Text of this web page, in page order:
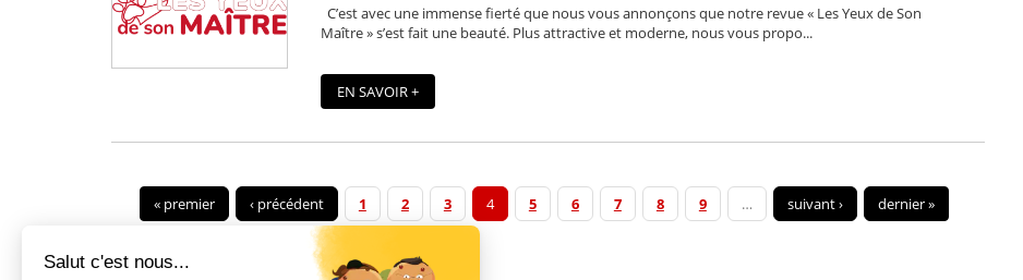
C’est avec une immense fierté que nous vous annonçons que notre revue « Les Yeux de Son
Maître » s’est fait une beauté. Plus attractive et moderne, nous vous propo...
EN SAVOIR +
« premier ‹ précédent 1 2 3 4 5 6 7 8 9 … suivant › dernier »
Salut c'est nous...